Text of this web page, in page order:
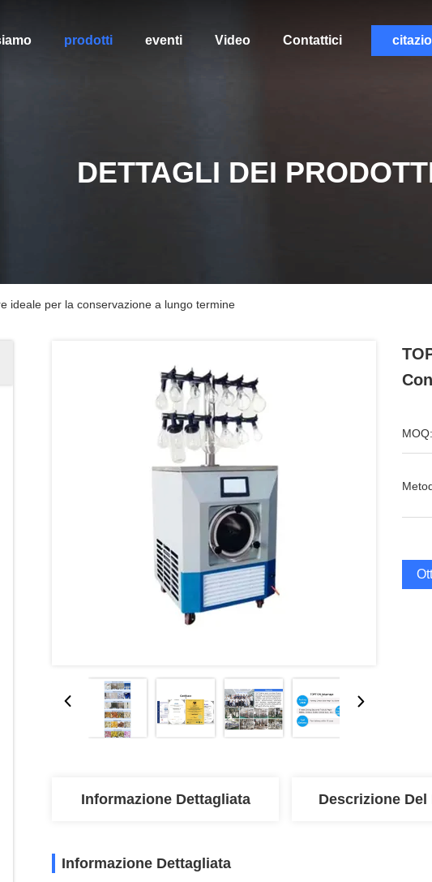
prodotti eventi Video Contattici
DETTAGLI DEI
ideale per la conservazione a lungo termine
MOQ:
Informazione Dettagliata Descrizione
Informazione Dettagliata